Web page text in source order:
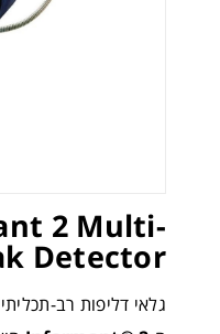
2 Multi-
Detector
גלאי דליפות רב-תכליתי